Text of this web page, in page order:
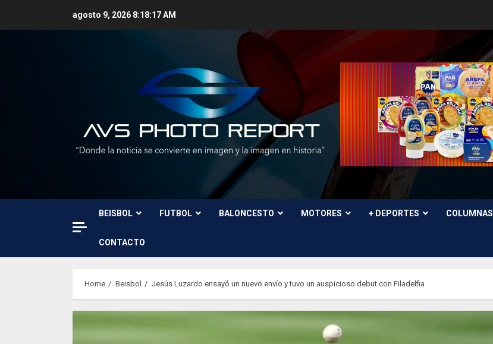
agosto 9, 2026 8:18:19 AM
BEISBOL FUTBOL BALONCESTO MOTORES + DEPORTES COLUMNAS
CONTACTO
Home Beisbol Jesús Luzardo ensayó un nuevo envío y tuvo un auspicioso debut con Filadelfia